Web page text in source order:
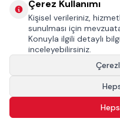
Çerez Kullanımı
Kişisel verileriniz,
sunulması için
Konuyla ilgili detaylı
inceleyebilirsiniz.